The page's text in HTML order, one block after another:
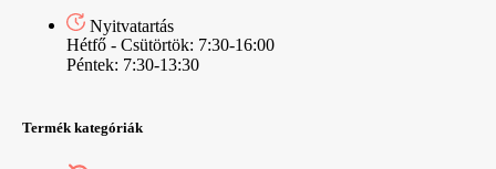
Nyitvatartás
Hétfő - Csütörtök: 7:30-16:00
Péntek: 7:30-13:30
Termék kategóriák